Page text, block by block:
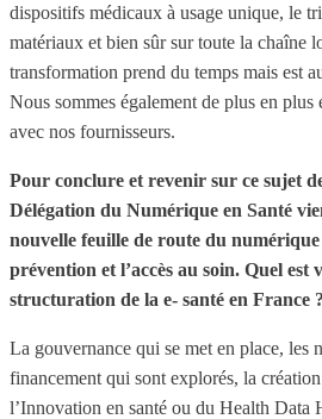
dispositifs médicaux à usage unique, le
matériaux et bien sûr sur toute la chaîne
transformation prend du temps mais est
Nous sommes également de plus en plus
avec nos fournisseurs.
Pour conclure et revenir sur ce sujet
Délégation du Numérique en Santé
nouvelle feuille de route du numérique
prévention et l’accès au soin. Quel est
structuration de la e- santé en France ?
La gouvernance qui se met en place, les
financement qui sont explorés, la
l’Innovation en santé ou du Health Data